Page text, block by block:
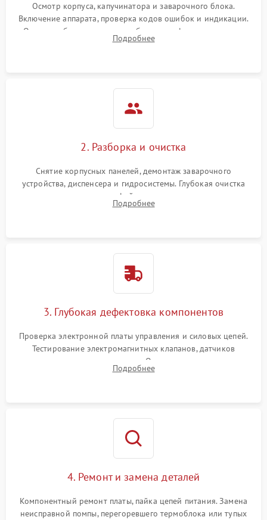
Осмотр корпуса, капучинатора и заварочного блока.
Включение аппарата, проверка кодов ошибок и индикации.
Оценка работы помпы, термоблока и кофемолки на слух.
Измерение температуры и давления воды для выявления
Подробнее
2. Разборка и очистка
Снятие корпусных панелей, демонтаж заварочного
устройства, диспенсера и гидросистемы. Глубокая очистка
внутренних узлов от кофейных масел, жмыха и накипи.
Промывка дренажных каналов и фильтров с использованием
Подробнее
3. Глубокая дефектовка компонентов
Проверка электронной платы управления и силовых цепей.
Тестирование электромагнитных клапанов, датчиков
температуры и расходомера. Оценка степени износа
жерновов кофемолки, уплотнительных колец гидросистемы
Подробнее
4. Ремонт и замена деталей
Компонентный ремонт платы, пайка цепей питания. Замена
неисправной помпы, перегоревшего термоблока или тупых